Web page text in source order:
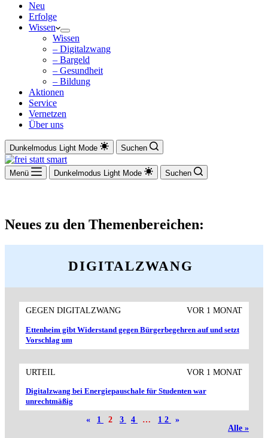
Neu
Erfolge
Wissen
Wissen
– Digitalzwang
– Bargeld
– Gesundheit
– Bildung
Aktionen
Service
Vernetzen
Über uns
Dunkelmodus Light Mode Suchen
Menü Dunkelmodus Light Mode Suchen
Neues zu den Themenbereichen:
DIGITALZWANG
GEGEN DIGITALZWANG VOR 1 MONAT
Ettenheim gibt Widerstand gegen Bürgerbegehren auf und setzt
Vorschlag um
URTEIL VOR 1 MONAT
Digitalzwang bei Energiepauschale für Studenten war
unrechtmäßig
« 1 2 3 4 … 12
»
Alle »